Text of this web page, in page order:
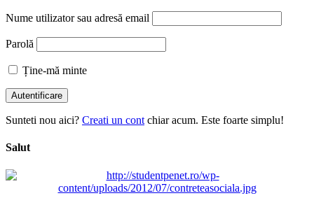
Nume utilizator sau adresă email
Parolă
Ține-mă minte
Sunteti nou aici? Creati un cont chiar acum. Este foarte simplu!
Salut